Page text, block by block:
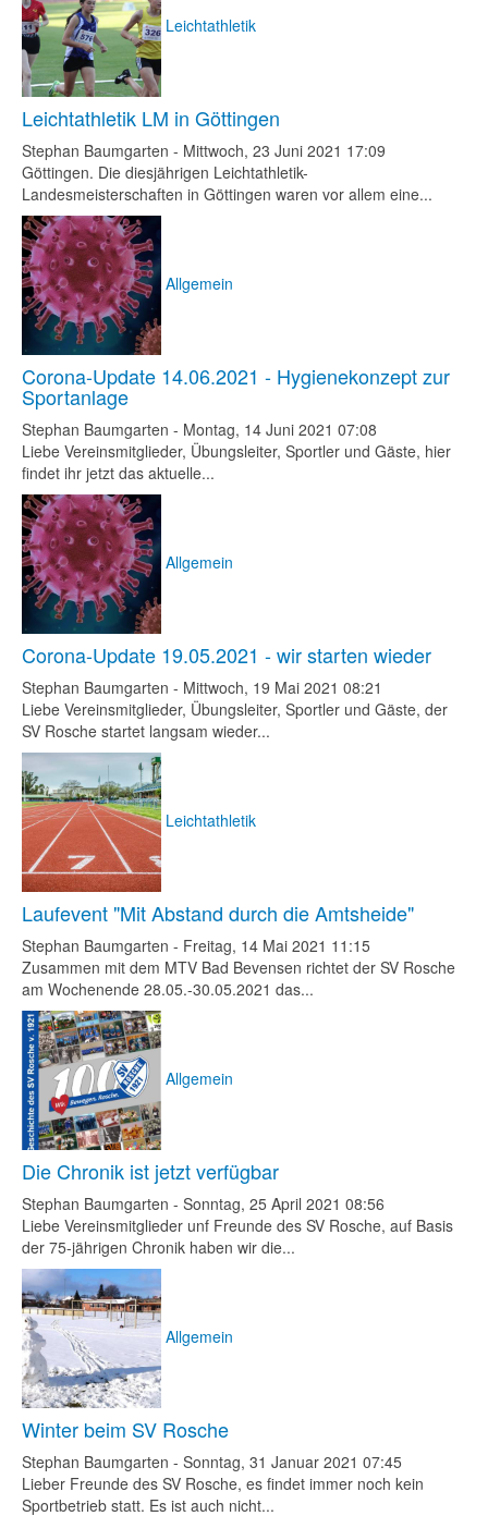
Leichtathletik
Leichtathletik LM in Göttingen
Stephan Baumgarten - Mittwoch, 23 Juni 2021 17:09
Göttingen. Die diesjährigen Leichtathletik-
Landesmeisterschaften in Göttingen waren vor allem eine...
Allgemein
Corona-Update 14.06.2021 - Hygienekonzept zur
Sportanlage
Stephan Baumgarten - Montag, 14 Juni 2021 07:08
Liebe Vereinsmitglieder, Übungsleiter, Sportler und Gäste, hier
findet ihr jetzt das aktuelle...
Allgemein
Corona-Update 19.05.2021 - wir starten wieder
Stephan Baumgarten - Mittwoch, 19 Mai 2021 08:21
Liebe Vereinsmitglieder, Übungsleiter, Sportler und Gäste, der
SV Rosche startet langsam wieder...
Leichtathletik
Laufevent "Mit Abstand durch die Amtsheide"
Stephan Baumgarten - Freitag, 14 Mai 2021 11:15
Zusammen mit dem MTV Bad Bevensen richtet der SV Rosche
am Wochenende 28.05.-30.05.2021 das...
Allgemein
Die Chronik ist jetzt verfügbar
Stephan Baumgarten - Sonntag, 25 April 2021 08:56
Liebe Vereinsmitglieder unf Freunde des SV Rosche, auf Basis
der 75-jährigen Chronik haben wir die...
Allgemein
Winter beim SV Rosche
Stephan Baumgarten - Sonntag, 31 Januar 2021 07:45
Lieber Freunde des SV Rosche, es findet immer noch kein
Sportbetrieb statt. Es ist auch nicht...